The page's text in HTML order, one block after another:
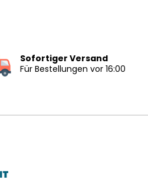
Sofortiger Versand
Für Bestellungen vor 16:00